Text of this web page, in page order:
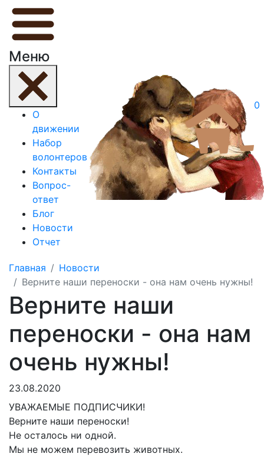
Меню
О
движении
Набор
волонтеров
Контакты
Вопрос-
ответ
Блог
Новости
Отчет
0
Главная
Новости
Верните наши переноски - она нам очень нужны!
Верните наши
переноски - она нам
очень нужны!
23.08.2020
УВАЖАЕМЫЕ ПОДПИСЧИКИ!
Верните наши переноски!
Не осталось ни одной.
Мы не можем перевозить животных.